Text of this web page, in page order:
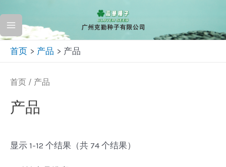
至
内Main
Menu
首页 产品 产品
首页 / 产品
产品
显示 1-12 个结果（共 74 个结果）